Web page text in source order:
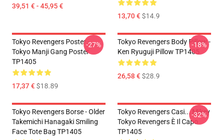
39,51 € - 45,95 €
13,70 €$14.9
Tokyo Revengers Poster -
Tokyo Manji Gang Poster
TP1405
17,37 €$18.89
-27%
Tokyo Revengers Body Pillow -
Ken Ryuguji Pillow TP1405
26,58 €$28.9
-18%
Tokyo Revengers Borse - Older
Takemichi Hanagaki Smiling
Face Tote Bag TP1405
Tokyo Revengers Casi... Mikey
Tokyo Revengers È Il Capo
TP1405
-32%